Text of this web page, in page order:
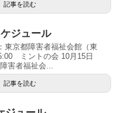
記事を読む
ジュール
東京都障害者福祉会館（東
ミントの会 10月15日
害者福祉会...
記事を読む